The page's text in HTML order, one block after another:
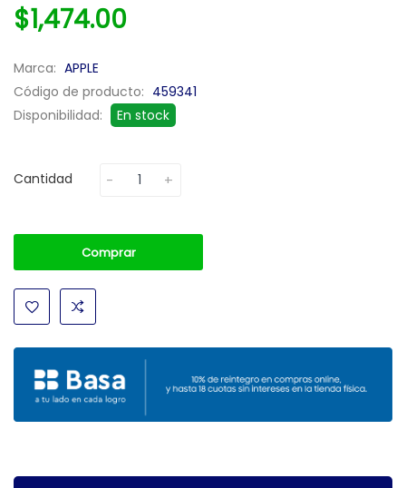
$1,474.00
Marca: APPLE
Código de producto: 459341
Disponibilidad:
En stock
Cantidad
Comprar